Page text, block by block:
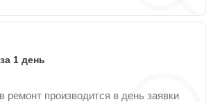
1 день
ремонт производится в день заявки